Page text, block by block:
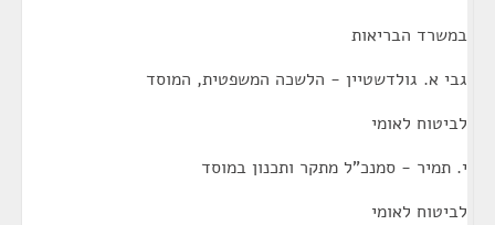
במשרד הבריאות
גבי א. גולדשטיין - הלשכה המשפטית, המוסד
לביטוח לאומי
י. תמיר - סמנכ"ל מתקר ותכנון במוסד
לביטוח לאומי